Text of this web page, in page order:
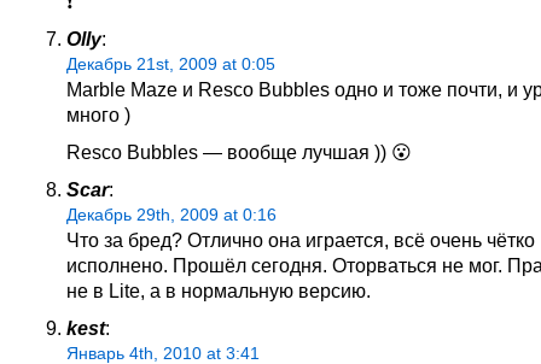
Olly:
Декабрь 21st, 2009 at 0:05
Marble Maze и Resco Bubbles одно и тоже почти, и
много )
Resco Bubbles — вообще лучшая )) 😮
Scar:
Декабрь 29th, 2009 at 0:16
Что за бред? Отлично она играется, всё очень чётко
исполнено. Прошёл сегодня. Оторваться не мог.
не в Lite, а в нормальную версию.
kest:
Январь 4th, 2010 at 3:41